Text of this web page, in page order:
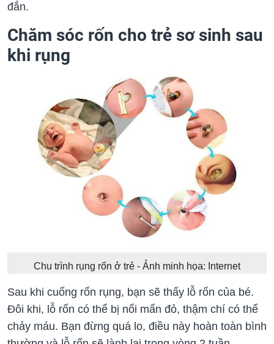
đắn.
Chăm sóc rốn cho trẻ sơ sinh sau
khi rụng
Chu trình rụng rốn ở trẻ - Ảnh minh họa: Internet
Sau khi cuống rốn rụng, bạn sẽ thấy lỗ rốn của bé.
Đôi khi, lỗ rốn có thể bị nổi mẩn đỏ, thậm chí có thể
chảy máu. Bạn đừng quá lo, điều này hoàn toàn bình